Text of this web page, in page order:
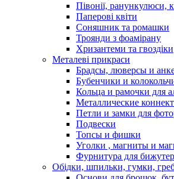
Півонії, ранункулюси,
Паперові квіти
Соняшник та ромашки
Троянди з фоамірану
Хризантеми та гвоздіки
Металеві прикраси
Брадсы, люверсы и
Бубенчики и
Кольца и рамочки для
Металлические
Петли и замки для
Подвески
Топсы и фишки
Уголки , магниты и
Фурнитура для
Обідки, шпильки, гумки,